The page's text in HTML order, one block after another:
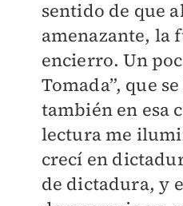
sentido de que
amenazante, la
encierro. Un
Tomada”, que
también en esa
lectura me
crecí en
de dictadura, y